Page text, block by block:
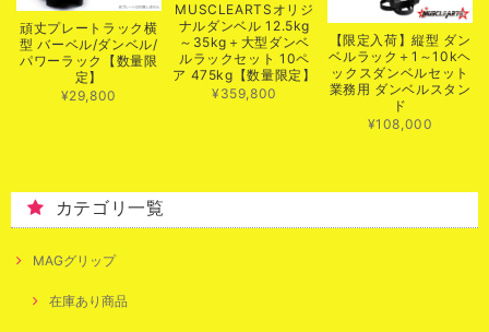
頑丈プレートラック横
型 バーベル/ダンベル/
パワーラック【数量限
定】
¥29,800
MUSCLEARTSオリジ
ナルダンベル 12.5kg
～35kg＋大型ダンベ
ルラックセット 10ペ
ア 475kg【数量限定】
¥359,800
【限定入荷】縦型 ダン
ベルラック＋1～10kヘ
ックスダンベルセット
業務用 ダンベルスタン
ド
¥108,000
カテゴリ一覧
MAGグリップ
在庫あり商品